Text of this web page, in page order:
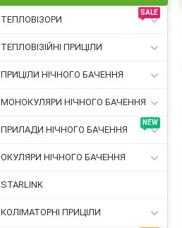
SALE
ТЕПЛОВІЗОРИ
ТЕПЛОВІЗІЙНІ ПРИЦІЛИ
ПРИЦІЛИ НІЧНОГО БАЧЕННЯ
МОНОКУЛЯРИ НІЧНОГО БАЧЕННЯ
NEW
ПРИЛАДИ НІЧНОГО БАЧЕННЯ
ОКУЛЯРИ НІЧНОГО БАЧЕННЯ
STARLINK
КОЛІМАТОРНІ ПРИЦІЛИ